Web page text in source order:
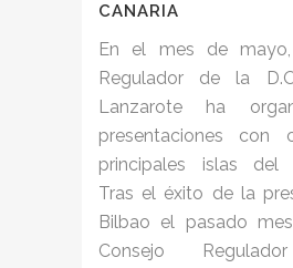
CANARIA
En el mes de
Regulador de la
Lanzarote ha
presentaciones con
principales islas del
Tras el éxito de la
Bilbao el pasado
Consejo